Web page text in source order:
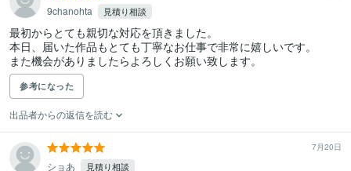
9chanohta 見積り相談
最初からとても親切な対応を頂きました。
本日、届いた作品もとても丁寧なお仕事で非常に嬉しいです。
また機会がありましたらよろしくお願い致します。
参考になった
出品者からの返信を読む
7月20日
ショあ 見積り相談